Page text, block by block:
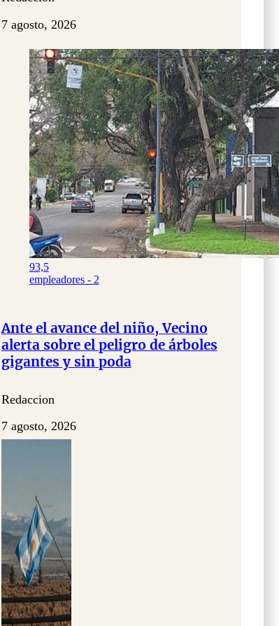
7 agosto, 2026
93,5
empleadores - 2
Ante el avance del niño, Vecino
alerta sobre el peligro de árboles
gigantes y sin poda
Redaccion
7 agosto, 2026